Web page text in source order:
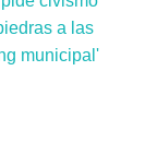
a las
municipal'